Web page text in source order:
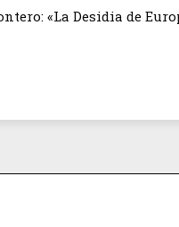
«La Desidia de